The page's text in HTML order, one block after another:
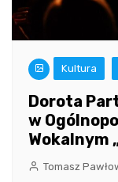
Kultura
Dorota
w
Wokalnym
Tomasz